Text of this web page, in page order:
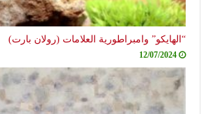
“الهايكو” وامبراطورية العلامات (رولان بارت)
12/07/2024